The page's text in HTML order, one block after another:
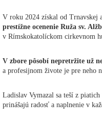
V roku 2024 získal od Trnavskej
prestížne ocenenie Ruža sv.
v Rímskokatolíckom cirkevnom
V zbore pôsobí nepretržite už
a profesijnom živote je pre neho
Ladislav Vymazal sa teší z
prinášajú radosť a naplnenie v